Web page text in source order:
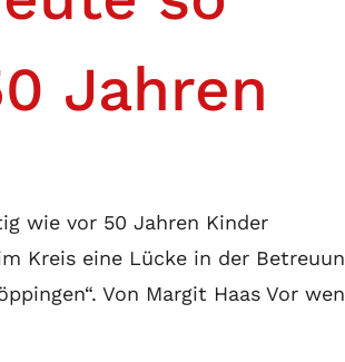
Jahren
wie vor 50 Jahren Kinder
Kreis eine Lücke in der
Von Margit Haas Vor